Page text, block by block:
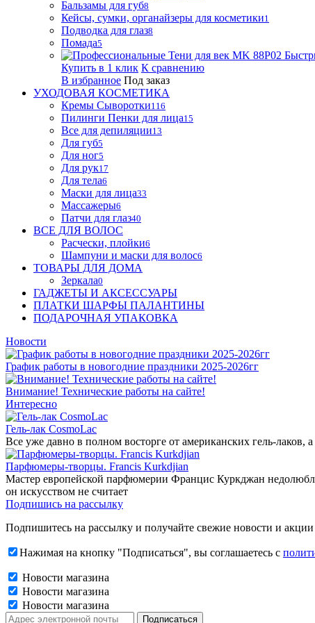
Бальзамы для губ8
Кейсы, сумки, органайзеры для косметики1
Подводка для глаз8
Помада5
Купить в 1 клик К сравнению
В избранное Под заказ
УХОДОВАЯ КОСМЕТИКА
Кремы Сыворотки116
Пилинги Пенки для лица15
Все для депиляции13
Для губ5
Для ног5
Для рук17
Для тела6
Маски для лица33
Массажеры6
Патчи для глаз40
ВСЕ ДЛЯ ВОЛОС
Расчески, плойки6
Шампуни и маски для волос6
ТОВАРЫ ДЛЯ ДОМА
Зеркала0
ГАДЖЕТЫ И АКСЕССУАРЫ
ПЛАТКИ ШАРФЫ ПАЛАНТИНЫ
ПОДАРОЧНАЯ УПАКОВКА
Новости
График работы в новогодние праздники 2025-2026гг
Внимание! Технические работы на сайте!
Интересно
Гель-лак CosmoLac
Все уже давно в полном восторге от американских гель-
Парфюмеры-творцы. Francis Kurkdjian
Мастер европейской парфюмерии Францис Куркджан
он искусством не считает
Подпишись на рассылку
Подпишитесь на рассылку и получайте свежие новости и
Нажимая на кнопку "Подписаться", вы соглашаетесь с
Новости магазина
Новости магазина
Новости магазина